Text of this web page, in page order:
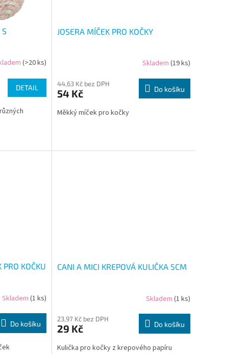
S
(>20 ks)
DETAIL
JOSERA MÍČEK PRO KOČKY
Skladem (19 ks)
44,63 Kč bez DPH
54 Kč Do košíku
Měkký míček pro kočky
PRO KOČKU
Skladem (1 ks)
Do košíku
CANI A MICI KREPOVÁ KULIČKA 5CM
Skladem (1 ks)
23,97 Kč bez DPH
29 Kč Do košíku
Kulička pro kočky z krepového papíru